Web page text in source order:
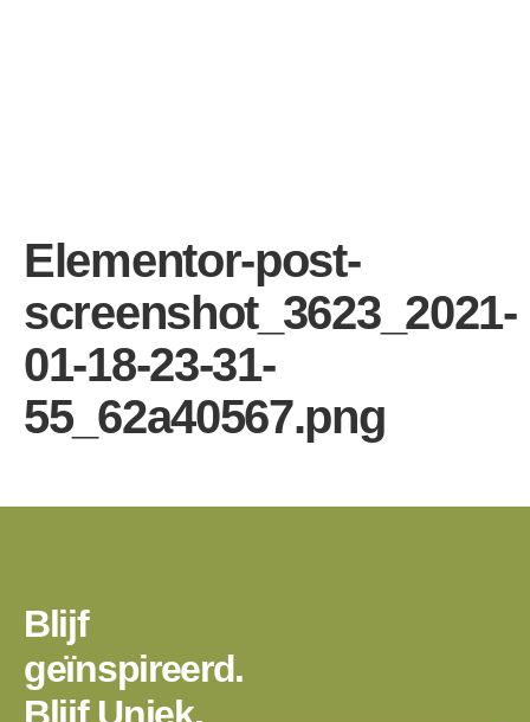
Elementor-post-
screenshot_3623_2021-
01-18-23-31-
55_62a40567.png
Blijf
geïnspireerd.